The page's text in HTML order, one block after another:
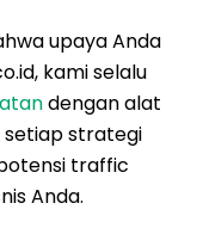
upaya Anda
kami selalu
dengan alat
setiap strategi
traffic
Anda.